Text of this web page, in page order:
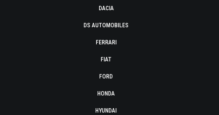
DACIA
DS AUTOMOBILES
FERRARI
FIAT
FORD
HONDA
HYUNDAI